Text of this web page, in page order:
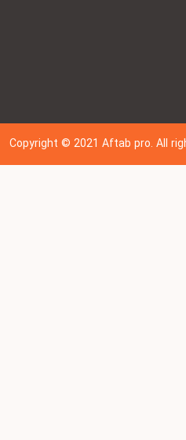
Copyright © 202 1Aftab pro. All